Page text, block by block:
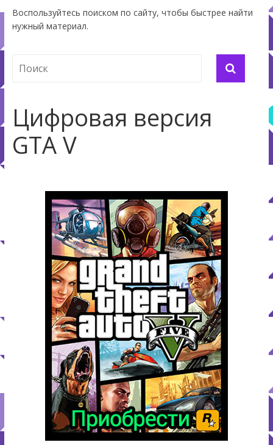
Воспользуйтесь поиском по сайту, чтобы быстрее найти
нужный материал.
Цифровая версия
GTA V